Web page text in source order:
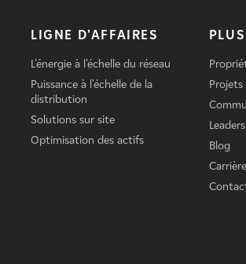
LIGNE D'AFFAIRES
L'énergie à l'échelle du réseau
Puissance à l'échelle de la
distribution
Solutions sur site
Optimisation des actifs
Projets
Blog